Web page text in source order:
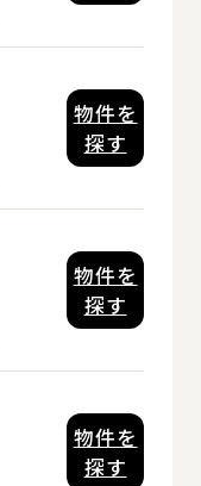
物件を
探す
物件を
探す
物件を
探す